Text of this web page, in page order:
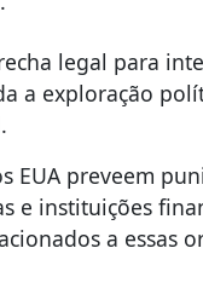
legal para
a exploração
EUA preveem
e instituições
a essas